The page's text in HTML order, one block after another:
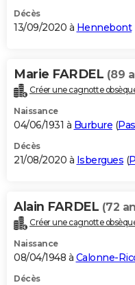
Décès
13/09/2020 à Hennebont
Marie FARDEL (89
Créer une cagnotte
Naissance
04/06/1931 à Burbure (
Décès
21/08/2020 à Isbergues (
Alain FARDEL (72
Créer une cagnotte
Naissance
08/04/1948 à Calonne-
Décès